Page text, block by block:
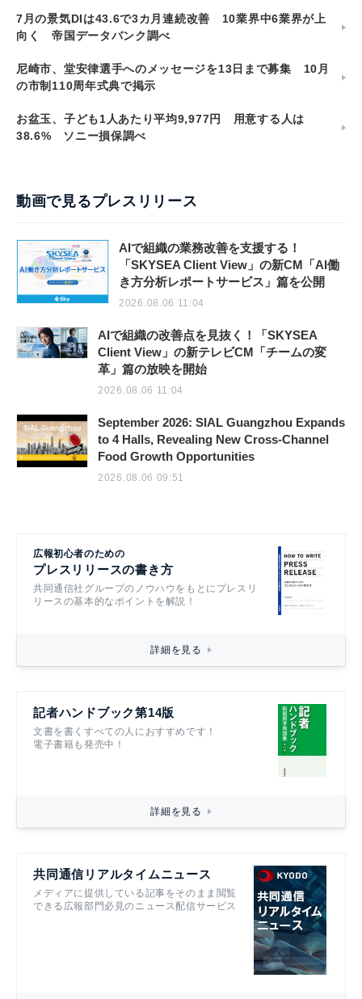
7月の景気DIは43.6で3カ月連続改善 10業界中6業界が上
向く 帝国データバンク調べ
尼崎市、堂安律選手へのメッセージを13日まで募集 10月
の市制110周年式典で掲示
お盆玉、子ども1人あたり平均9,977円 用意する人は
38.6% ソニー損保調べ
動画で見るプレスリリース
AIで組織の業務改善を支援する！
「SKYSEA Client View」の新CM「AI働
き方分析レポートサービス」篇を公開
2026.08.06 11:04
AIで組織の改善点を見抜く！「SKYSEA
Client View」の新テレビCM「チームの変
革」篇の放映を開始
2026.08.06 11:04
September 2026: SIAL Guangzhou Expands
to 4 Halls, Revealing New Cross-Channel
Food Growth Opportunities
2026.08.06 09:51
広報初心者のための
プレスリリースの書き方
共同通信社グループのノウハウをもとにプレスリ
リースの基本的なポイントを解説！
詳細を見る
記者ハンドブック第14版
文書を書くすべての人におすすめです！
電子書籍も発売中！
詳細を見る
共同通信リアルタイムニュース
メディアに提供している記事をそのまま閲覧
できる広報部門必見のニュース配信サービス